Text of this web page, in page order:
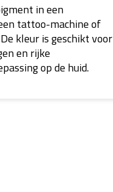
in een
tattoo-machine of
kleur is geschikt voor
en rijke
op de huid.